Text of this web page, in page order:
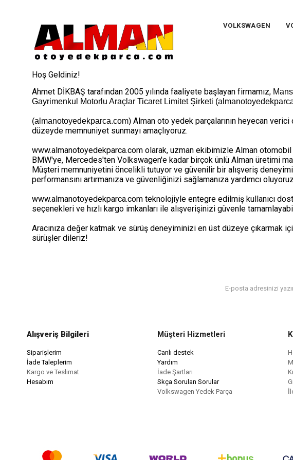
VOLKSWAGEN
Hoş Geldiniz!
Ahmet DİKBAŞ tarafından 2005 yılında faaliyete başlayan firmamız,
Gayrimenkul Motorlu Araçlar Ticaret Limitet Şirketi
(almanotoyedekparca.com) Alman oto yedek parçalarının heyecan
düzeyde memnuniyet sunmayı amaçlıyoruz.
www.almanotoyedekparca.com olarak, uzman ekibimizle Alman otomobil
BMW'ye, Mercedes'ten Volkswagen'e kadar birçok ünlü Alman üretimi
Müşteri memnuniyetini öncelikli tutuyor ve güvenilir bir alışveriş
performansını artırmanıza ve güvenliğinizi sağlamanıza yardımcı
www.almanotoyedekparca.com teknolojiyle entegre edilmiş kullanıcı
seçenekleri ve hızlı kargo imkanları ile alışverişinizi güvenle
Aracınıza değer katmak ve sürüş deneyiminizi en üst düzeye çıkarmak
sürüşler dileriz!
Alışveriş Bilgileri
Siparişlerim
İade Taleplerim
Kargo ve Teslimat
Hesabım
Müşteri Hizmetleri
Canlı destek
Yardım
İade Şartları
Skça Sorulan Sorular
Volkswagen Yedek Parça